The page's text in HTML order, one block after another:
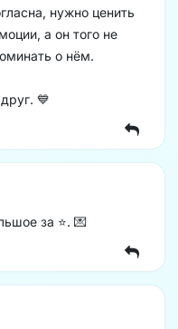
нужно ценить
а он того не
о нём.
💙
за ⭐️. 💌